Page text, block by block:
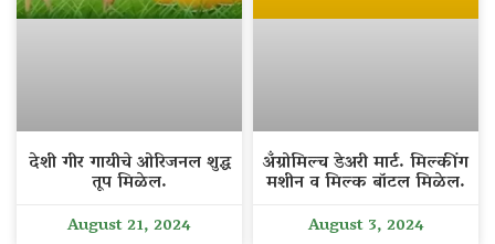
देशी गीर गायीचे ओरिजनल शुद्ध
तूप मिळेल.
August 21, 2024
अँग्रोमिल्च डेअरी मार्ट. मिल्कींग
मशीन व मिल्क बॉटल मिळेल.
August 3, 2024